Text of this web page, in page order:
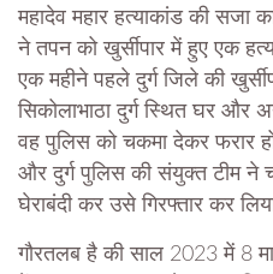
महादेव महार हत्याकांड की सजा
ने तपन को खुर्सीपार में हुए एक
एक महीने पहले दुर्ग जिले की
सिकोलाभाठा दुर्ग स्थित घर और
वह पुलिस को चकमा देकर फरार
और दुर्ग पुलिस की संयुक्त टीम ने
घेराबंदी कर उसे गिरफ्तार कर लिया
गौरतलब है की साल 2023 में 8